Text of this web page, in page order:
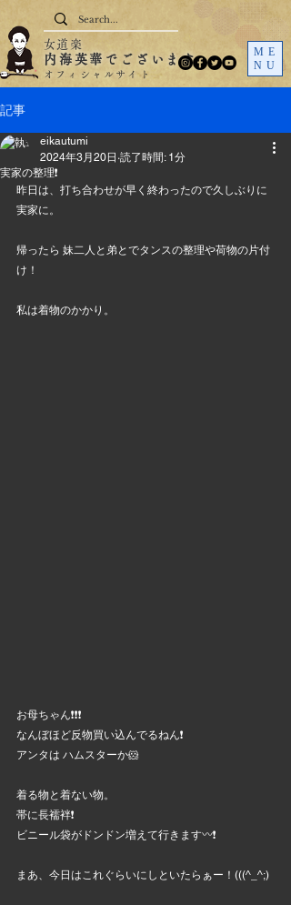
ME
NU
女道楽
内海英華でございます
オフィシャルサイト
記事
実家の整理❗
eikautumi
2024年3月20日 読了時間: 1分
昨日は、打ち合わせが早く終わったので久しぶりに
実家に。
帰ったら 妹二人と弟とでタンスの整理や荷物の片付
け！
私は着物のかかり。
お母ちゃん❗❗❗
なんぼほど反物買い込んでるねん❗
アンタは ハムスターか🐹
着る物と着ない物。
帯に長襦袢❗
ビニール袋がドンドン増えて行きます〰️❗
まあ、今日はこれぐらいにしといたらぁー！(((^_^;)